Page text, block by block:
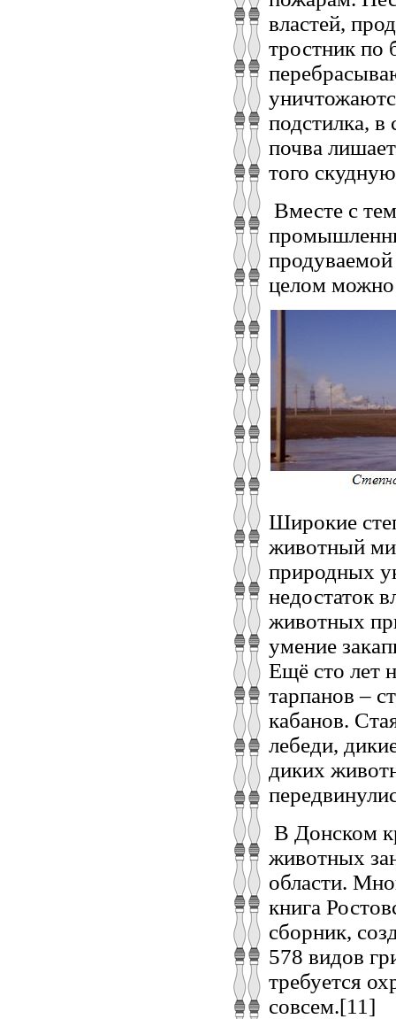
властей,
тростник по
подстилка, в
почва
того
Вместе с
целом можно
Широкие
животный
природных
недостаток
животных
умение
Ещё сто лет
тарпанов –
кабанов.
лебеди,
диких
В Донском
животных
области.
книга
сборник,
578 видов
требуется
совсем.[11]